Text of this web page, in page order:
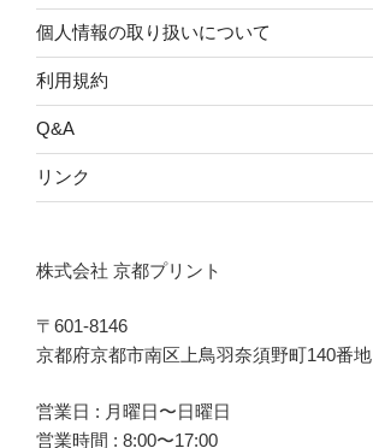
個人情報の取り扱いについて
利用規約
Q&A
リンク
株式会社 京都プリント
〒601-8146
京都府京都市南区上鳥羽奈須野町140番地
営業日 : 月曜日〜日曜日
営業時間 : 8:00〜17:00